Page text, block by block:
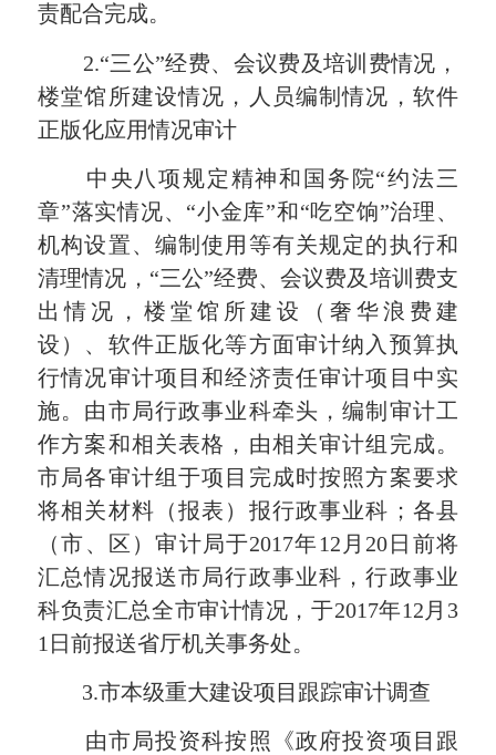
责配合完成。
2.“三公”经费、会议费及培训费情况，
楼堂馆所建设情况，人员编制情况，软件
正版化应用情况审计
中央八项规定精神和国务院“约法三
章”落实情况、“小金库”和“吃空饷”治理、
机构设置、编制使用等有关规定的执行和
清理情况，“三公”经费、会议费及培训费支
出情况，楼堂馆所建设（奢华浪费建
设）、软件正版化等方面审计纳入预算执
行情况审计项目和经济责任审计项目中实
施。由市局行政事业科牵头，编制审计工
作方案和相关表格，由相关审计组完成。
市局各审计组于项目完成时按照方案要求
将相关材料（报表）报行政事业科；各县
（市、区）审计局于2017年12 月 20 日前将
汇总情况报送市局行政事业科，行政事业
科负责汇总全市审计情况，于2017年12 月 3
1 日前报送省厅机关事务处。
3.市本级重大建设项目跟踪审计调查
由市局投资科按照
《政府投资项目跟